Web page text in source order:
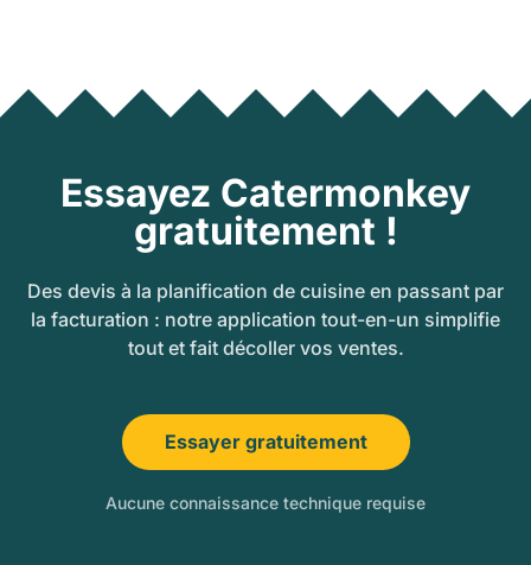
Essayez Catermonkey
gratuitement !
Des devis à la planification de cuisine en passant par
la facturation : notre application tout-en-un simplifie
tout et fait décoller vos ventes.
Essayer gratuitement
Aucune connaissance technique requise